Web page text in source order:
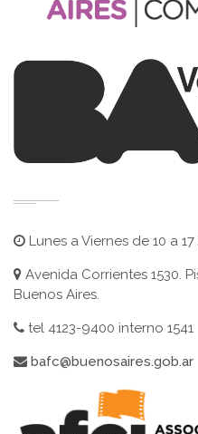
Lunes a Viernes de 10 a 17
Avenida Corrientes 1530.
Buenos Aires.
tel 4123-9400 interno 1541
bafc@buenosaires.gob.ar